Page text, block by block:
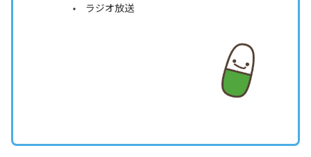
ラジオ放送